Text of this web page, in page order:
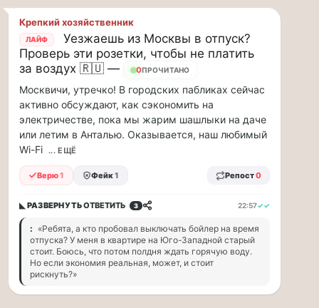
Крепкий хозяйственник
ЛАЙФ
Уезжаешь из Москвы в отпуск?
Проверь эти розетки, чтобы не платить
за воздух 🇷🇺 —
6ПРОЧИТАНО
Москвичи, утречко! В городских пабликах сейчас
активно обсуждают, как сэкономить на
электричестве, пока мы жарим шашлыки на даче
или летим в Анталью. Оказывается, наш любимый
Wi-Fi ... ЕЩЁ
Верю1 Фейк1 Репост0
◣ РАЗВЕРНУТЬОТВЕТИТЬ 3 22:57✓✓
: «Ребята, а кто пробовал выключать бойлер на время
отпуска? У меня в квартире на Юго-Западной старый
стоит. Боюсь, что потом полдня ждать горячую воду.
Но если экономия реальная, может, и стоит
рискнуть?»